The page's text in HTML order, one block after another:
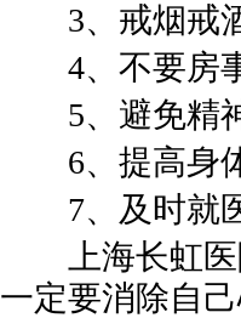
3、戒烟戒
4、不要房
5、避免精
6、提高身
7、及时就医
上海长虹医
一定要消除自